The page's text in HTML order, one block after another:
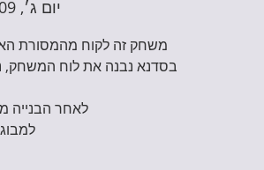
יום ג׳, 09 ביוני
בסדנא נבנה את לוח המשחק,